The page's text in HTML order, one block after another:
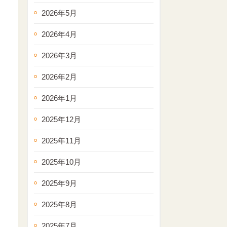
2026年5月
2026年4月
2026年3月
2026年2月
2026年1月
2025年12月
2025年11月
2025年10月
2025年9月
2025年8月